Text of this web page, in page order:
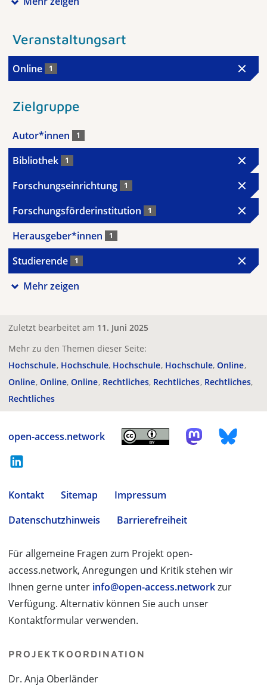
Veranstaltungsart
Online 1
Zielgruppe
Autor*innen 1
Bibliothek 1
Forschungseinrichtung 1
Forschungsförderinstitution 1
Herausgeber*innen 1
Studierende 1
Mehr zeigen
Zuletzt bearbeitet am 11. Juni 2025
Mehr zu den Themen dieser Seite:
Hochschule Hochschule Hochschule Hochschule Online
Online Online Online Rechtliches Rechtliches Rechtliches
Rechtliches
open-access.network
Kontakt Sitemap
Impressum
Datenschutzhinweis
Barrierefreiheit
Für allgemeine Fragen zum Projekt open-
access.network, Anregungen und Kritik stehen wir
Ihnen gerne unter info@open-access.networkzur
Verfügung. Alternativ können Sie auch unser
Kontaktformular verwenden.
PROJEKTKOORDINATION
Dr. Anja Oberländer